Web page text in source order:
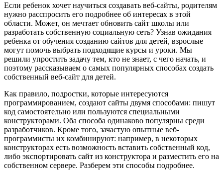
Если ребенок хочет научиться создавать веб-сайты, родителям
нужно расспросить его подробнее об интересах в этой
области. Может, он мечтает обновить сайт школы или
разработать собственную социальную сеть? Узнав ожидания
ребенка от обучения созданию сайтов для детей, взрослые
могут помочь выбрать подходящие курсы и уроки. Мы
решили упростить задачу тем, кто не знает, с чего начать, и
поэтому рассказываем о самых популярных способах создать
собственный веб-сайт для детей.
Как правило, подростки, которые интересуются
программированием, создают сайты двумя способами: пишут
код самостоятельно или пользуются специальными
конструкторами. Оба способа одинаково популярны среди
разработчиков. Кроме того, зачастую опытные веб-
программисты их комбинируют: например, в некоторых
конструкторах есть возможность вставить собственный код,
либо экспортировать сайт из конструктора и разместить его на
собственном сервере. Разберем эти способы подробнее.